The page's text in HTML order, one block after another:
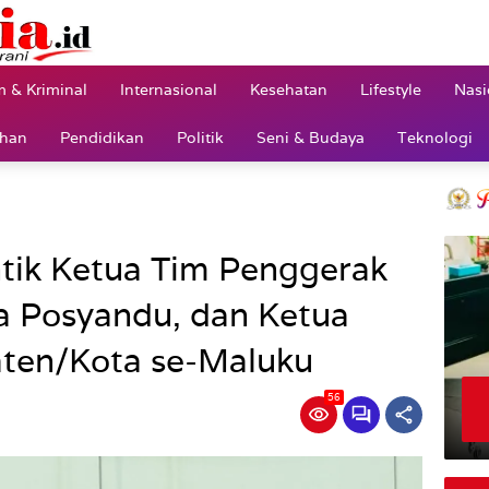
& Kriminal Internasional Kesehatan Lifestyle
Pendidikan Politik Seni & Budaya Teknologi
Ketua Tim Penggerak
Posyandu, dan Ketua
Kota se-Maluku
56